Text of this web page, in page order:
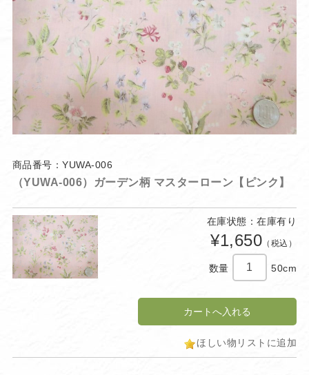
商品番号：YUWA-006
（YUWA-006）ガーデン柄 マスターローン【ピンク】
在庫状態：在庫有り
¥1,650 （税込）
数量 50cm
ほしい物リストに追加